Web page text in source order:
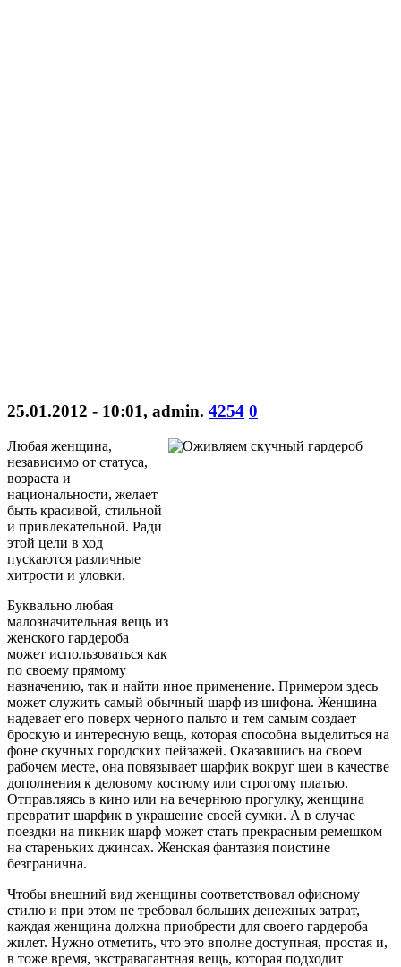
25.01.2012 - 10:01, admin. 4254 0
Любая женщина,
независимо от статуса,
возраста и
национальности, желает
быть красивой, стильной
и привлекательной. Ради
этой цели в ход
пускаются различные
хитрости и уловки.
Буквально любая
малозначительная вещь из
женского гардероба
может использоваться как
по своему прямому
назначению, так и найти иное применение. Примером здесь
может служить самый обычный шарф из шифона. Женщина
надевает его поверх черного пальто и тем самым создает
броскую и интересную вещь, которая способна выделиться на
фоне скучных городских пейзажей. Оказавшись на своем
рабочем месте, она повязывает шарфик вокруг шеи в качестве
дополнения к деловому костюму или строгому платью.
Отправляясь в кино или на вечернюю прогулку, женщина
превратит шарфик в украшение своей сумки. А в случае
поездки на пикник шарф может стать прекрасным ремешком
на стареньких джинсах. Женская фантазия поистине
безгранична.
Чтобы внешний вид женщины соответствовал офисному
стилю и при этом не требовал больших денежных затрат,
каждая женщина должна приобрести для своего гардероба
жилет. Нужно отметить, что это вполне доступная, простая и,
в тоже время, экстравагантная вещь, которая подходит